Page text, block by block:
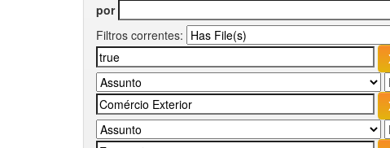
por
Filtros correntes: